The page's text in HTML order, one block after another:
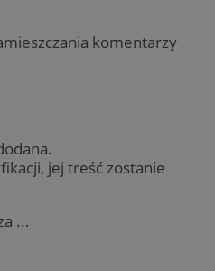
komentarzy
jej treść zostanie
...